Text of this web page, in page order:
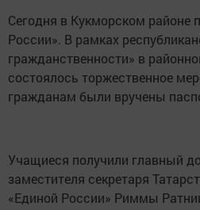
Сегодня в Кукморском районе
России». В рамках
гражданственности» в
состоялось торжественное
гражданам были вручены
Учащиеся получили главный
заместителя секретаря
«Единой России» Риммы